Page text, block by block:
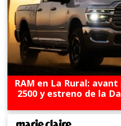
RAM en La Rural:
2500 y estreno de la